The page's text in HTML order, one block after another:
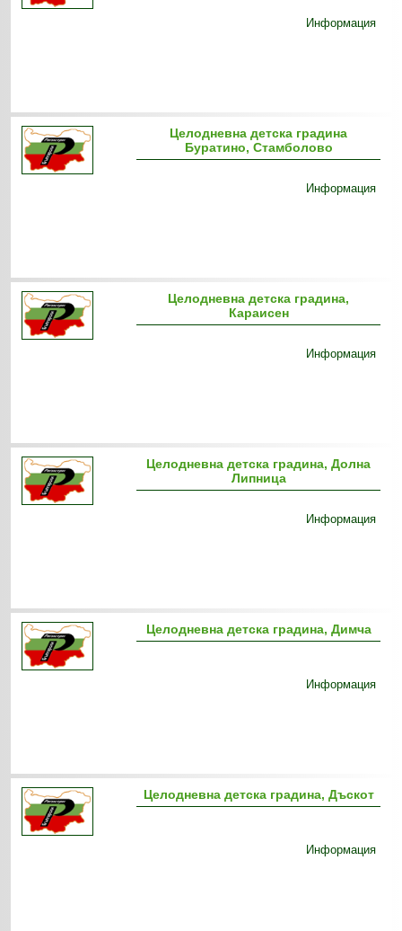
Информация
Целодневна детска градина
Буратино, Стамболово
Информация
Целодневна детска градина,
Караисен
Информация
Целодневна детска градина, Долна
Липница
Информация
Целодневна детска градина, Димча
Информация
Целодневна детска градина, Дъскот
Информация